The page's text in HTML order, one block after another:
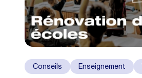
Conseils Enseignement